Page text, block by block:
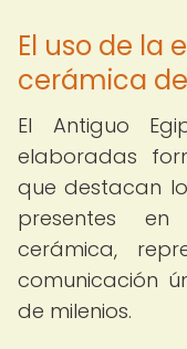
El uso de la
cerámica
El Antiguo
elaboradas
que destacan
presentes
cerámica,
comunicación
de milenios.